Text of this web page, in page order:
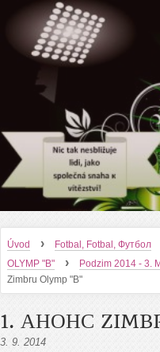
Úvod › Fotbal, Fotbal, Футбол
OLYMP "B"
› Podzim 2014 - 3.
Zimbru Olymp "B"
1. АНОНС
3. 9. 2014